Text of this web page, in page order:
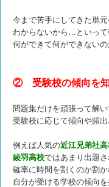
今まで苦手にしてきた単
わからないから…といって
何ができて何ができない
② 受験校の傾向を
問題集だけを頑張って解
受験校に応じて傾向や頻
例えば人気の近江兄弟社
綾羽高校ではあまり出題さ
確率に時間を割くのか割
自分が受ける学校の傾向